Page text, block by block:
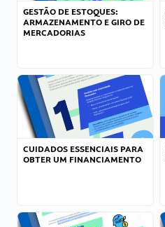
GESTÃO DE ESTOQUES:
ARMAZENAMENTO E GIRO DE
MERCADORIAS
CUIDADOS ESSENCIAIS PARA
OBTER UM FINANCIAMENTO